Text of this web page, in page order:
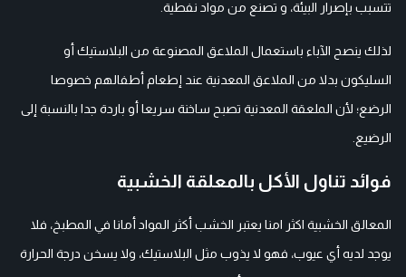
تتسبب بإصرار البيئة، و تصنع من مواد نفطية.
لذلك ينصح الآباء باستعمال الملاعق المصنوعة من البلاستيك أو
السليكون بدلا من الملاعق المعدنية عند إطعام أطفالهم خصوصا
الرضع؛ لأن الملعقة المعدنية تصبح ساخنة سريعا أو باردة جدا بالنسبة إلى
الرضيع.
فوائد تناول الأكل بالمعلقة الخشبية
المعالق الخشبية اكثر امنا يعتبر الخشب أكثر المواد أمانا في المطبخ، فلا
يوجد لديه أي عيوب، فهو لا يذوب مثل البلاستيك، ولا يسخن درجة الحرارة